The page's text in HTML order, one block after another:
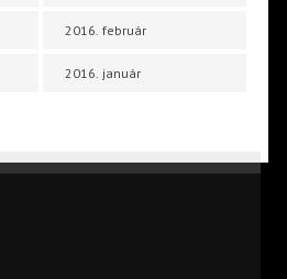
2016. február
2016. január